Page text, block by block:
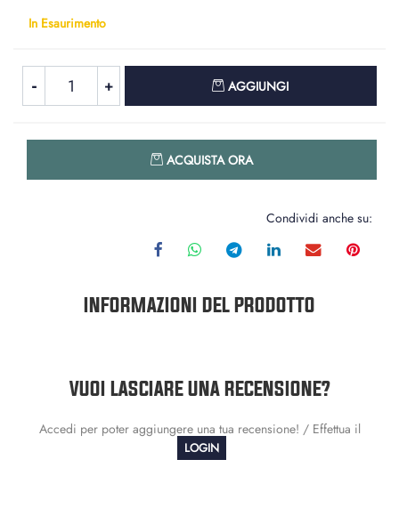
In Esaurimento
AGGIUNGI
ACQUISTA ORA
Condividi anche su:
INFORMAZIONI DEL PRODOTTO
VUOI LASCIARE UNA RECENSIONE?
Accedi per poter aggiungere una tua recensione! / Effettua il
LOGIN